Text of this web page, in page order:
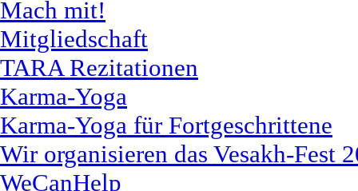
Mach mit!
Mitgliedschaft
TARA Rezitationen
Karma-Yoga
Karma-Yoga für Fortgeschrittene
Wir organisieren das Vesakh-Fest
WeCanHelp